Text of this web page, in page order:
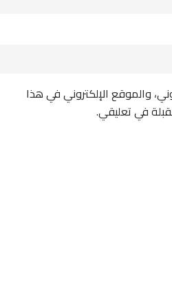
والموقع الإلكتروني في هذا
في تعليقي.